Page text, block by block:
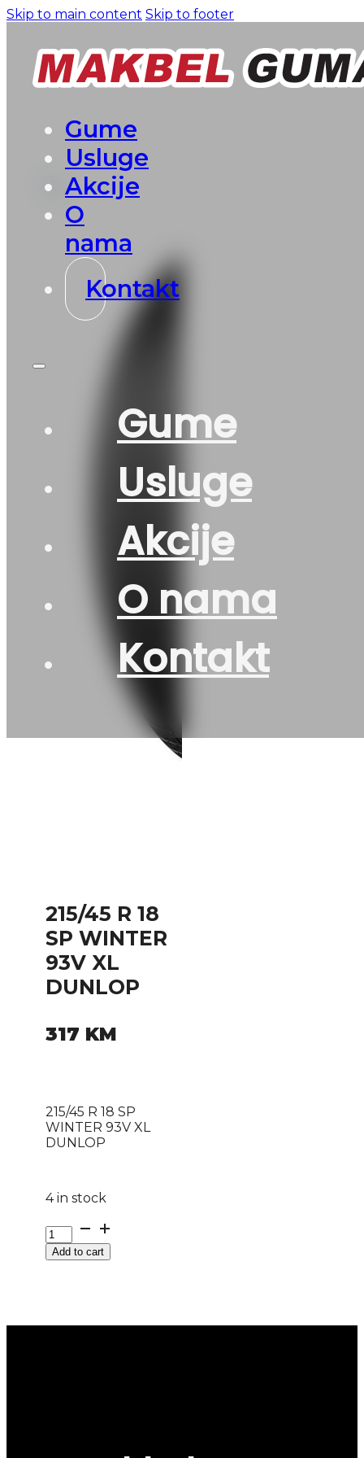
Skip to main content Skip to footer
Gume
Usluge
Akcije
O
nama
Kontakt
Gume
Usluge
Akcije
O nama
Kontakt
215/45 R 18
SP WINTER
93V XL
DUNLOP
317 KM
215/45 R 18 SP
WINTER 93V XL
DUNLOP
4 in stock
215/45
R
18Add to cart